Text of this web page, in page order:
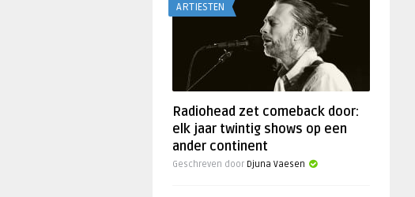
ARTIESTEN
Radiohead zet comeback door:
elk jaar twintig shows op een
ander continent
Geschreven door Djuna Vaesen